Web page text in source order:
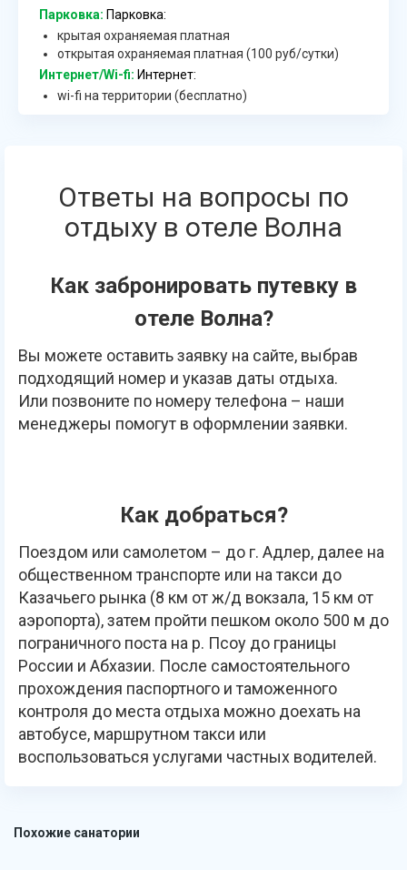
Парковка: Парковка:
крытая охраняемая платная
открытая охраняемая платная (100 руб/сутки)
Интернет/Wi-fi: Интернет:
wi-fi на территории (бесплатно)
Ответы на вопросы по
отдыху в отеле Волна
Как забронировать путевку в
отеле Волна?
Вы можете оставить заявку на сайте, выбрав
подходящий номер и указав даты отдыха.
Или позвоните по номеру телефона – наши
менеджеры помогут в оформлении заявки.
Как добраться?
Поездом или самолетом – до г. Адлер, далее на
общественном транспорте или на такси до
Казачьего рынка (8 км от ж/д вокзала, 15 км от
аэропорта), затем пройти пешком около 500 м до
пограничного поста на р. Псоу до границы
России и Абхазии. После самостоятельного
прохождения паспортного и таможенного
контроля до места отдыха можно доехать на
автобусе, маршрутном такси или
воспользоваться услугами частных водителей.
Похожие санатории